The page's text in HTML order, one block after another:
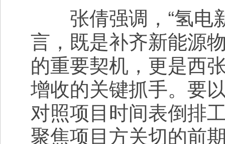
张倩强调，“氢电
言，既是补齐新能源
的重要契机，更是西
增收的关键抓手。要
对照项目时间表倒排
聚焦项目方关切的前